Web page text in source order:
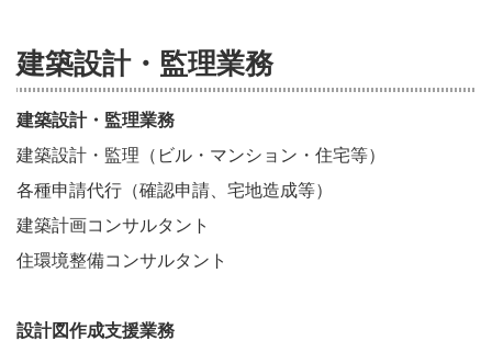
建築設計・監理業務
建築設計・監理業務
建築設計・監理（ビル・マンション・住宅等）
各種申請代行（確認申請、宅地造成等）
建築計画コンサルタント
住環境整備コンサルタント
設計図作成支援業務